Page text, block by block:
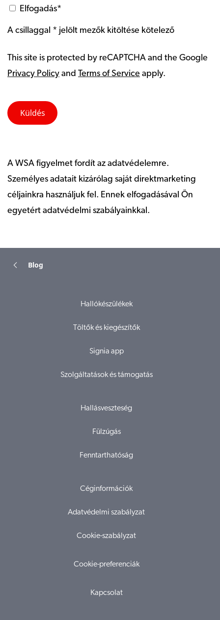
Elfogadás*
A csillaggal * jelölt mezők kitöltése kötelező
This site is protected by reCAPTCHA and the Google
Privacy Policy and Terms of Service apply.
A WSA figyelmet fordít az adatvédelemre.
Személyes adatait kizárólag saját direktmarketing
céljainkra használjuk fel. Ennek elfogadásával Ön
egyetért adatvédelmi szabályainkkal.
Blog
Hallókészülékek
Töltők és kiegészítők
Signia app
Szolgáltatások és támogatás
Hallásveszteség
Fülzúgás
Fenntarthatóság
Céginformációk
Adatvédelmi szabályzat
Cookie-szabályzat
Cookie-preferenciák
Kapcsolat